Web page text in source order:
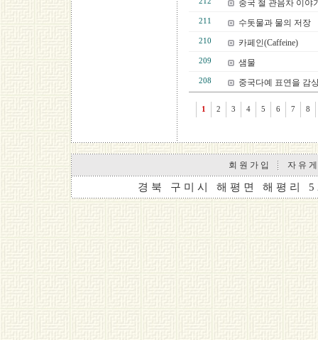
중국 철 관음차 이야
211 수돗물과 물의 저장
210 카페인(Caffeine)
209 샘물
208 중국다예 표연을 감
1 2 3 4 5 6 7 8
회 원 가 입 자 유
경 북 구 미 시 해 평 면 해 평